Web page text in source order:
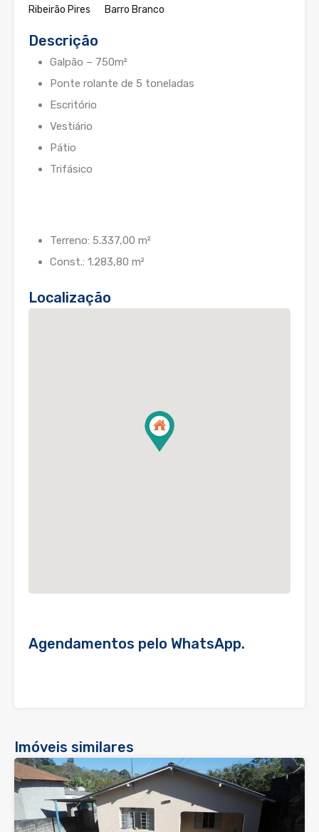
Ribeirão Pires Barro Branco
Descrição
Galpão – 750m²
Ponte rolante de 5 toneladas
Escritório
Vestiário
Pátio
Trifásico
Terreno: 5.337,00 m²
Const.: 1.283,80 m²
Localização
Agendamentos pelo WhatsApp.
Imóveis similares